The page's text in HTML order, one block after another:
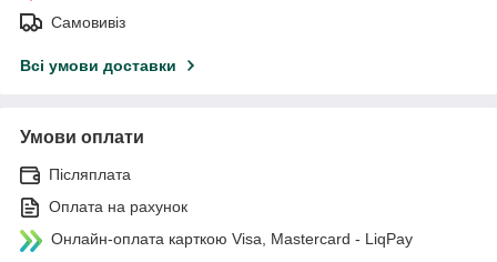
Самовивіз
Всі умови доставки
Умови оплати
Післяплата
Оплата на рахунок
Онлайн-оплата карткою Visa, Mastercard - LiqPay